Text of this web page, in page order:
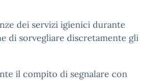
dei servizi igienici durante
di sorvegliare discretamente gli
il compito di segnalare con